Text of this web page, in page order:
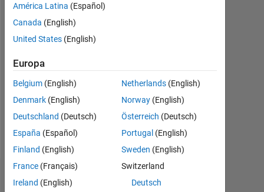
desde
2024
Followers:
Following:
Follow
Insignias
América Latina (Español)
Canada (English)
United States (English)
Europa
Belgium (English)
Denmark (English)
Deutschland (Deutsch)
España (Español)
Finland (English)
France (Français)
Ireland (English)
Netherlands(English)
Norway(English)
Österreich (Deutsch)
Portugal (English)
Sweden (English)
Switzerland
Deutsch